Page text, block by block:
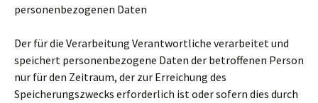
personenbezogenen Daten
Der für die Verarbeitung Verantwortliche verarbeitet und
speichert personenbezogene Daten der betroffenen Person
nur für den Zeitraum, der zur Erreichung des
Speicherungszwecks erforderlich ist oder sofern dies durch